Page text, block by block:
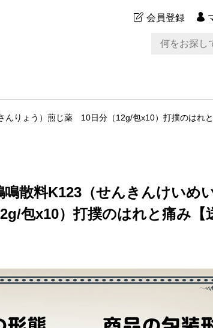
会員登録
んりょう）煎じ薬 10日分（12g/包x10）打撲のはれと
鳴散料K123（せんきんけいめ
包x10）打撲のはれと痛み【